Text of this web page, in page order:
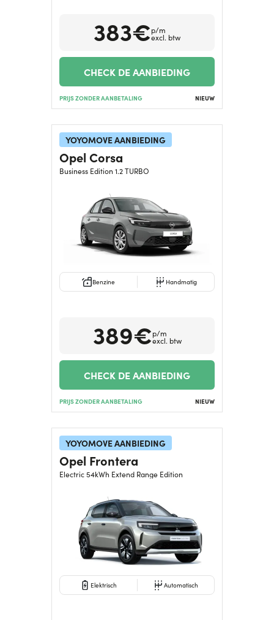
383€p/m
excl. btw
CHECK DE AANBIEDING
PRIJS ZONDER AANBETALING NIEUW
YOYOMOVE AANBIEDING
Opel Corsa
Business Edition 1.2 TURBO
Benzine Handmatig
389€p/m
excl. btw
CHECK DE AANBIEDING
PRIJS ZONDER AANBETALING NIEUW
YOYOMOVE AANBIEDING
Opel Frontera
Electric 54kWh Extend Range Edition
Elektrisch Automatisch